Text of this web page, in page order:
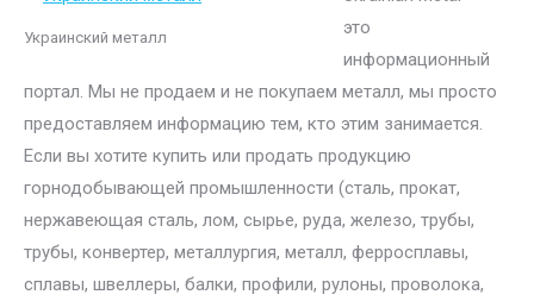
Украинский металл
это
информационный
портал. Мы не продаем и не покупаем металл, мы просто
предоставляем информацию тем, кто этим занимается.
Если вы хотите купить или продать продукцию
горнодобывающей промышленности (сталь, прокат,
нержавеющая сталь, лом, сырье, руда, железо, трубы,
трубы, конвертер, металлургия, металл, ферросплавы,
сплавы, швеллеры, балки, профили, рулоны, проволока,